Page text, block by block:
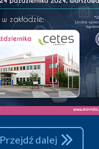
Przejdź dalej